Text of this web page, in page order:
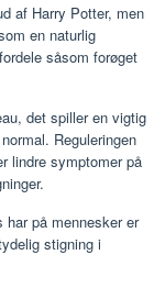
af Harry Potter, men
en naturlig
såsom forøget
det spiller en vigtig
Reguleringen
lindre symptomer på
har på mennesker er
stigning i